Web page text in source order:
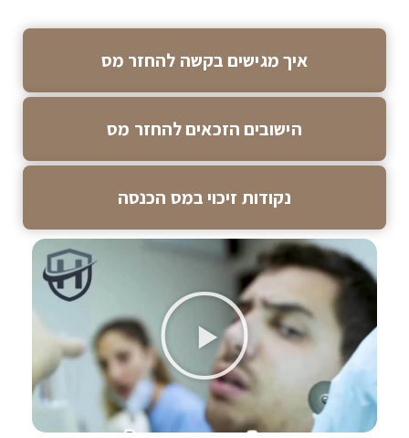
איך מגישים בקשה להחזר מס
הישובים הזכאים להחזר מס
נקודות זיכוי במס הכנסה